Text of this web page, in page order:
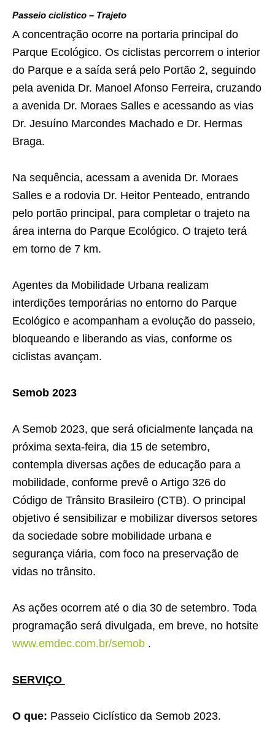
Passeio ciclístico – Trajeto
A concentração ocorre na portaria principal do
Parque Ecológico. Os ciclistas percorrem o interior
do Parque e a saída será pelo Portão 2, seguindo
pela avenida Dr. Manoel Afonso Ferreira, cruzando
a avenida Dr. Moraes Salles e acessando as vias
Dr. Jesuíno Marcondes Machado e Dr. Hermas
Braga.
Na sequência, acessam a avenida Dr. Moraes
Salles e a rodovia Dr. Heitor Penteado, entrando
pelo portão principal, para completar o trajeto na
área interna do Parque Ecológico. O trajeto terá
em torno de 7 km.
Agentes da Mobilidade Urbana realizam
interdições temporárias no entorno do Parque
Ecológico e acompanham a evolução do passeio,
bloqueando e liberando as vias, conforme os
ciclistas avançam.
Semob 2023
A Semob 2023, que será oficialmente lançada na
próxima sexta-feira, dia 15 de setembro,
contempla diversas ações de educação para a
mobilidade, conforme prevê o Artigo 326 do
Código de Trânsito Brasileiro (CTB). O principal
objetivo é sensibilizar e mobilizar diversos setores
da sociedade sobre mobilidade urbana e
segurança viária, com foco na preservação de
vidas no trânsito.
As ações ocorrem até o dia 30 de setembro. Toda
programação será divulgada, em breve, no hotsite
www.emdec.com.br/semob .
SERVIÇO
O que: Passeio Ciclístico da Semob 2023.